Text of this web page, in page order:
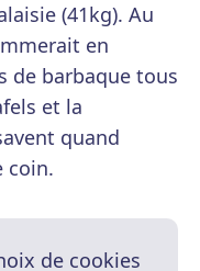
(41kg). Au
en
de barbaque tous
et la
quand
coin.
de cookies